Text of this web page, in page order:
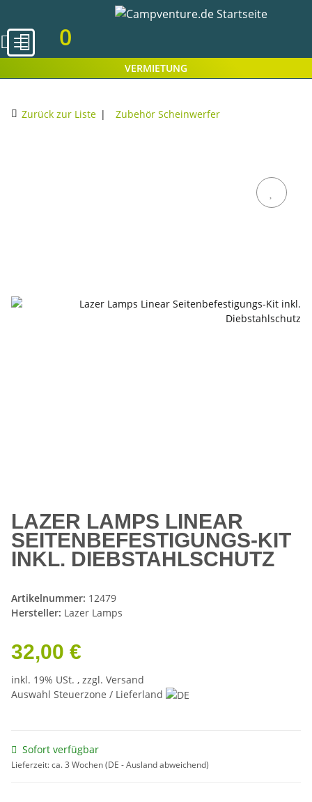
0
VERMIETUNG
Zurück zur Liste Zubehör Scheinwerfer
LAZER LAMPS LINEAR
SEITENBEFESTIGUNGS-KIT
INKL. DIEBSTAHLSCHUTZ
Artikelnummer: 12479
Hersteller: Lazer Lamps
32,00 €
inkl. 19% USt. , zzgl. Versand
Auswahl Steuerzone / Lieferland
Sofort verfügbar
Lieferzeit:ca. 3 Wochen(DE - Ausland abweichend)